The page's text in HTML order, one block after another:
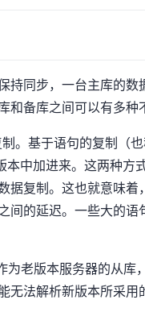
持同步，一台主库的数
备库之间可以有多种
。基于语句的复制（
中加进来。这两种方
据复制。这也就意味着
间的延迟。一些大的语
老版本服务器的从库
法解析新版本所采用